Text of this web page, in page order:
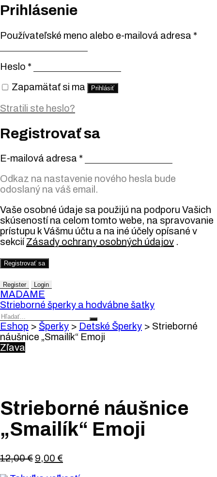
Prihlásenie
Používateľské meno alebo e-mailová adresa *
Heslo *
Zapamätať si ma
Prihlásiť
Stratili ste heslo?
Registrovať sa
E-mailová adresa *
Odkaz na nastavenie nového hesla bude
odoslaný na váš email.
Vaše osobné údaje sa použijú na podporu Vašich
skúseností na celom tomto webe, na spravovanie
prístupu k Vášmu účtu a na iné účely opísané v
sekciíZásady ochrany osobných údajov .
Registrovať sa
Register Login
MADAME
Strieborné šperky a hodvábne šatky
Eshop > Šperky > Detské Šperky > Strieborné
náušnice „Smailík“ Emoji
Zľava
Strieborné náušnice
„Smailík“ Emoji
12,00€ 9,00 €